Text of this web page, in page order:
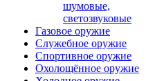
шумовые,
светозвуковые
Газовое оружие
Служебное оружие
Спортивное оружие
Охолощённое оружие